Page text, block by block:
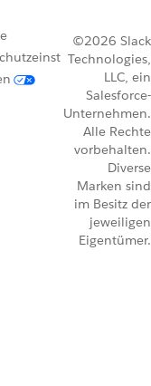
©2026 Slack
Technologies,
LLC, ein
Salesforce-
Unternehmen.
Alle Rechte
vorbehalten.
Diverse
Marken sind
im Besitz der
jeweiligen
Eigentümer.